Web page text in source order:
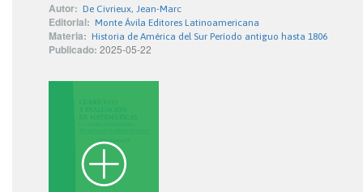
Autor: De Civrieux, Jean-Marc
Editorial: Monte Ávila Editores Latinoamericana
Materia: Historia de América del Sur Período antiguo hasta 1806
Publicado: 2025-05-22